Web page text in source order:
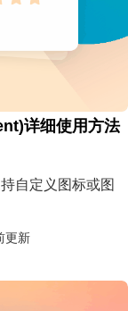
详细使用方法
自定义图标或图
更新